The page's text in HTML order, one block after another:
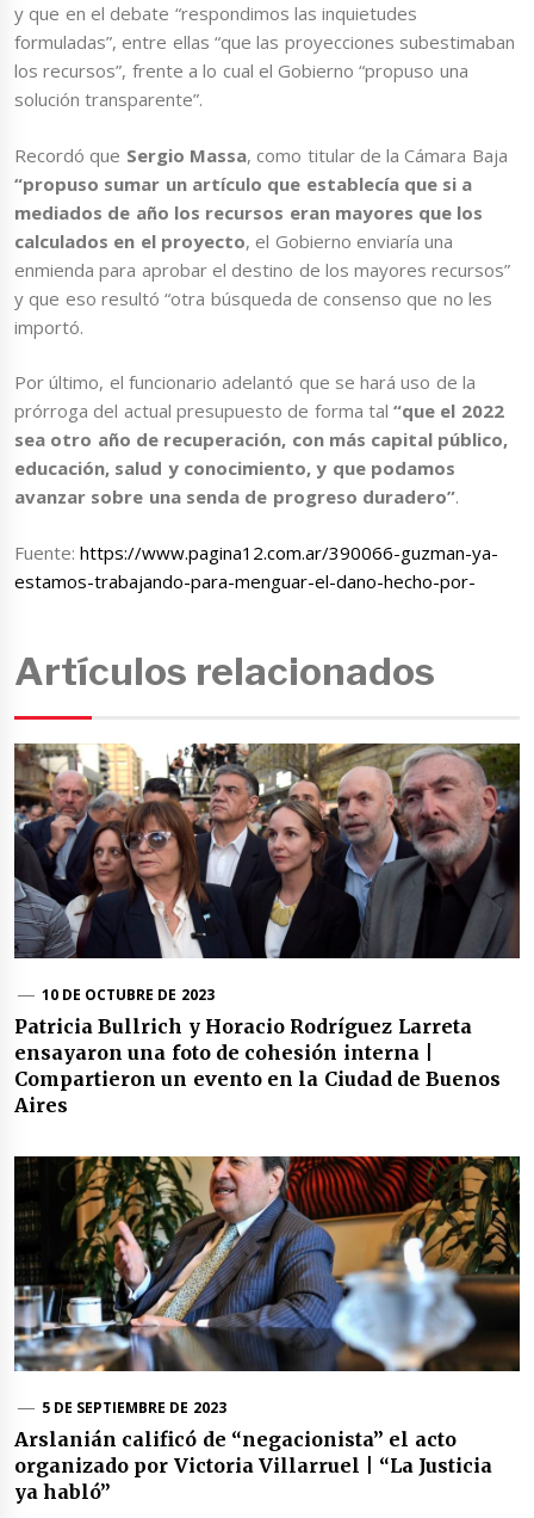
y que en el debate “respondimos las inquietudes
formuladas”, entre ellas “que las proyecciones subestimaban
los recursos”, frente a lo cual el Gobierno “propuso una
solución transparente”.
Recordó que Sergio Massa, como titular de la Cámara Baja
“propuso sumar un artículo que establecía que si a
mediados de año los recursos eran mayores que los
calculados en el proyecto, el Gobierno enviaría una
enmienda para aprobar el destino de los mayores recursos”
y que eso resultó “otra búsqueda de consenso que no les
importó.
Por último, el funcionario adelantó que se hará uso de la
prórroga del actual presupuesto de forma tal“que el 2022
sea otro año de recuperación, con más capital público,
educación, salud y conocimiento, y que podamos
avanzar sobre una senda de progreso duradero”.
Fuente:https://www.pagina12.com.ar/390066-guzman-ya-
estamos-trabajando-para-menguar-el-dano-hecho-por-
Artículos relacionados
10 DE OCTUBRE DE 2023
Patricia Bullrich y Horacio Rodríguez Larreta
ensayaron una foto de cohesión interna |
Compartieron un evento en la Ciudad de Buenos
Aires
5 DE SEPTIEMBRE DE 2023
Arslanián calificó de “negacionista” el acto
organizado por Victoria Villarruel | “La Justicia
ya habló”